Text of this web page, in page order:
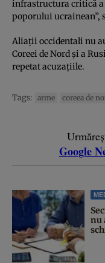
infrastructura critică
poporului ucrainean”,
Aliații occidentali nu
Coreei de Nord și a
repetat acuzațiile.
Tags: arme coreea de
Google
nu